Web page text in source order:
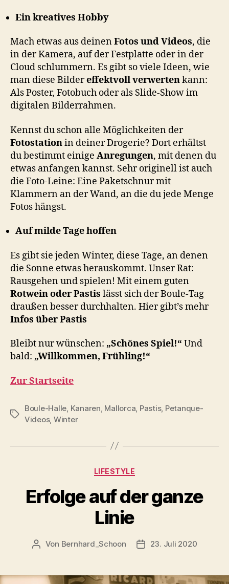
Ein kreatives Hobby
Mach etwas aus deinenFotos und Videos, die
in der Kamera, auf der Festplatte oder in der
Cloud schlummern. Es gibt so viele Ideen, wie
man diese Bildereffektvoll verwertenkann:
Als Poster, Fotobuch oder als Slide-Show im
digitalen Bilderrahmen.
Kennst du schon alle Möglichkeiten der
Fotostationin deiner Drogerie? Dort erhältst
du bestimmt einige Anregungen, mit denen du
etwas anfangen kannst. Sehr originell ist auch
die Foto-Leine: Eine Paketschnur mit
Klammern an der Wand, an die du jede Menge
Fotos hängst.
Auf milde Tage hoffen
Es gibt sie jeden Winter, diese Tage, an denen
die Sonne etwas herauskommt. Unser Rat:
Rausgehen und spielen! Mit einem guten
Rotwein oder Pastis lässt sich der Boule-Tag
draußen besser durchhalten. Hier gibt’s mehr
Infos über Pastis
Bleibt nur wünschen: „Schönes Spiel!“ Und
bald: „Willkommen, Frühling!“
Zur Startseite
Schlagwörter
Boule-Halle Kanaren Mallorca Pastis, Petanque-
Videos, Winter
Kategorien
LIFESTYLE
Erfolge auf der ganze
Linie
Beitragsautor
Von Bernhard_Schoon Veröffentlichungsdatum
23. Juli 2020